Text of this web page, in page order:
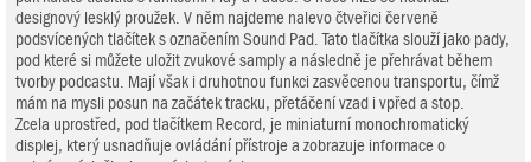
designový lesklý proužek. V něm najdeme nalevo čtveřici červeně
podsvícených tlačítek s označením Sound Pad. Tato tlačítka slouží jako pady,
pod které si můžete uložit zvukové samply a následně je přehrávat během
tvorby podcastu. Mají však i druhotnou funkci zasvěcenou transportu, čímž
mám na mysli posun na začátek tracku, přetáčení vzad i vpřed a stop.
Zcela uprostřed, pod tlačítkem Record, je miniaturní monochromatický
displej, který usnadňuje ovládání přístroje a zobrazuje informace o